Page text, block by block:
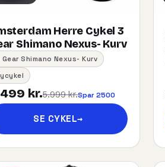
Herre Cykel 3
Shimano Nexus- Kurv
Gear Shimano Nexus- Kurv
kr.5.999 kr.Spar 2500
SE CYKEL→